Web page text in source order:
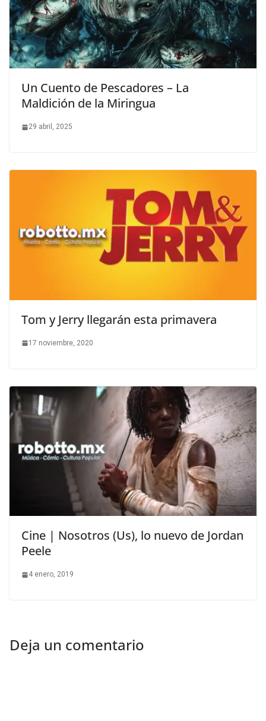
Un Cuento de Pescadores – La
Maldición de la Miringua
29 abril, 2025
Tom y Jerry llegarán esta primavera
17 noviembre, 2020
Cine | Nosotros (Us), lo nuevo de Jordan
Peele
4 enero, 2019
Deja un comentario